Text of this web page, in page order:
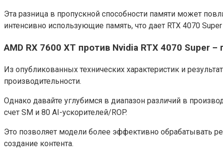
Эта разница в пропускной способности памяти может
интенсивно использующие память, что дает RTX 4070
AMD RX 7600 XT против Nvidia RTX 4070 Super –
Из опубликованных технических характеристик и
производительности.
Однако давайте углубимся в диапазон различий в
счет SM и 80 AI-ускорителей/ROP.
Это позволяет модели более эффективно обрабатывать
создание контента.